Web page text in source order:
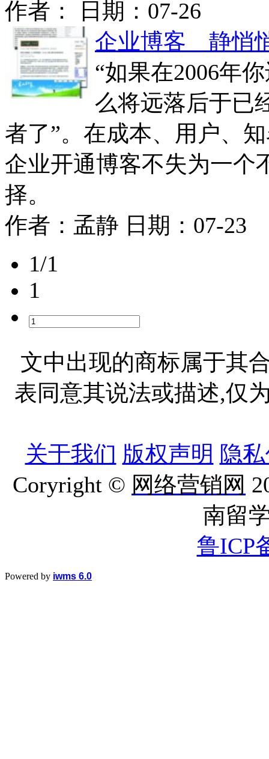
作者： 日期： 07-26
企业博客 静悄
“如果在2006年
么将远落后于已
者了”。在成本、用户、
企业开通博客不失为一个
择。
作者： 孟静 日期： 07-23
1/1
1
文中出现的商标属于其
表同意其说法或描述,仅
关于我们 版权声明 隐
Coryright © 网络营销网
南留
鲁ICP
Powered by iwms 6.0